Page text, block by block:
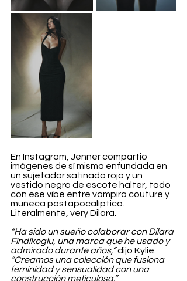
En Instagram, Jenner compartió
imágenes de sí misma enfundada en
un sujetador satinado rojo y un
vestido negro de escote halter, todo
con ese vibe entre vampira couture y
muñeca postapocalíptica.
Literalmente, very Dilara.
“Ha sido un sueño colaborar con Dilara
Findikoglu, una marca que he usado y
admirado durante años,” dijo Kylie.
“Creamos una colección que fusiona
feminidad y sensualidad con una
construcción meticulosa.”